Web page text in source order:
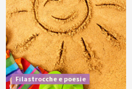
Filastrocche e poesie